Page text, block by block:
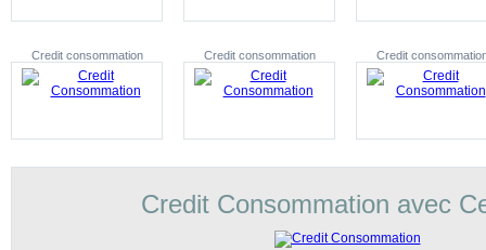
Credit consommation Credit consommation Credit
Credit Consommation avec